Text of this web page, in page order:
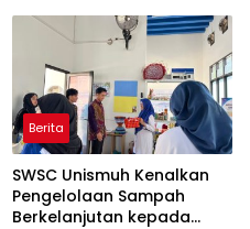
Berita
SWSC Unismuh Kenalkan
Pengelolaan Sampah
Berkelanjutan kepada